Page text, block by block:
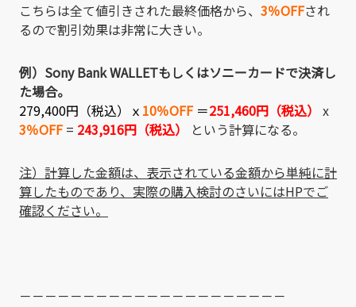
こちらは全て値引きされた最終価格から、 3％OFFされ
るので割引効果は非常に大きい。
例）Sony Bank WALLETもしくはソニーカードで決済し
た場合。
279,400円（税込）ｘ 10％OFF＝251,460円（税込） x
3％OFF= 243,916円（税込） という計算になる。
注）計算した金額は、表示されている金額から単純に計
算したものであり、実際の購入検討のさいにはHPでご
確認ください。
－－－－－－－－－－－－－－－－－－－－－